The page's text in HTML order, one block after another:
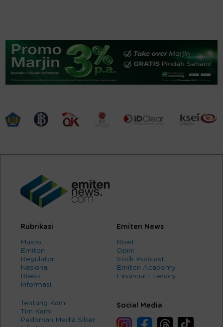
Rubrikasi
Makro
Emiten
Regulator
Nasional
Rileks
Informasi
Emiten News
Riset
Opini
Stolk Podcast
Emiten Academy
Financial Literacy
Tentang Kami
Tim Kami
Pedoman Media Siber
Social Media